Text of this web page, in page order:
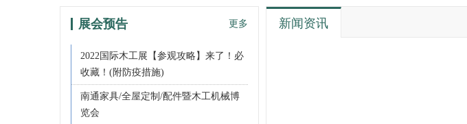
展会预告 更多
2022国际木工展【参观攻略】来了！必
收藏！(附防疫措施)
南通家具/全屋定制/配件暨木工机械博
览会
新闻资讯